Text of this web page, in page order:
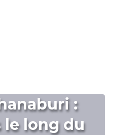
:
le long du